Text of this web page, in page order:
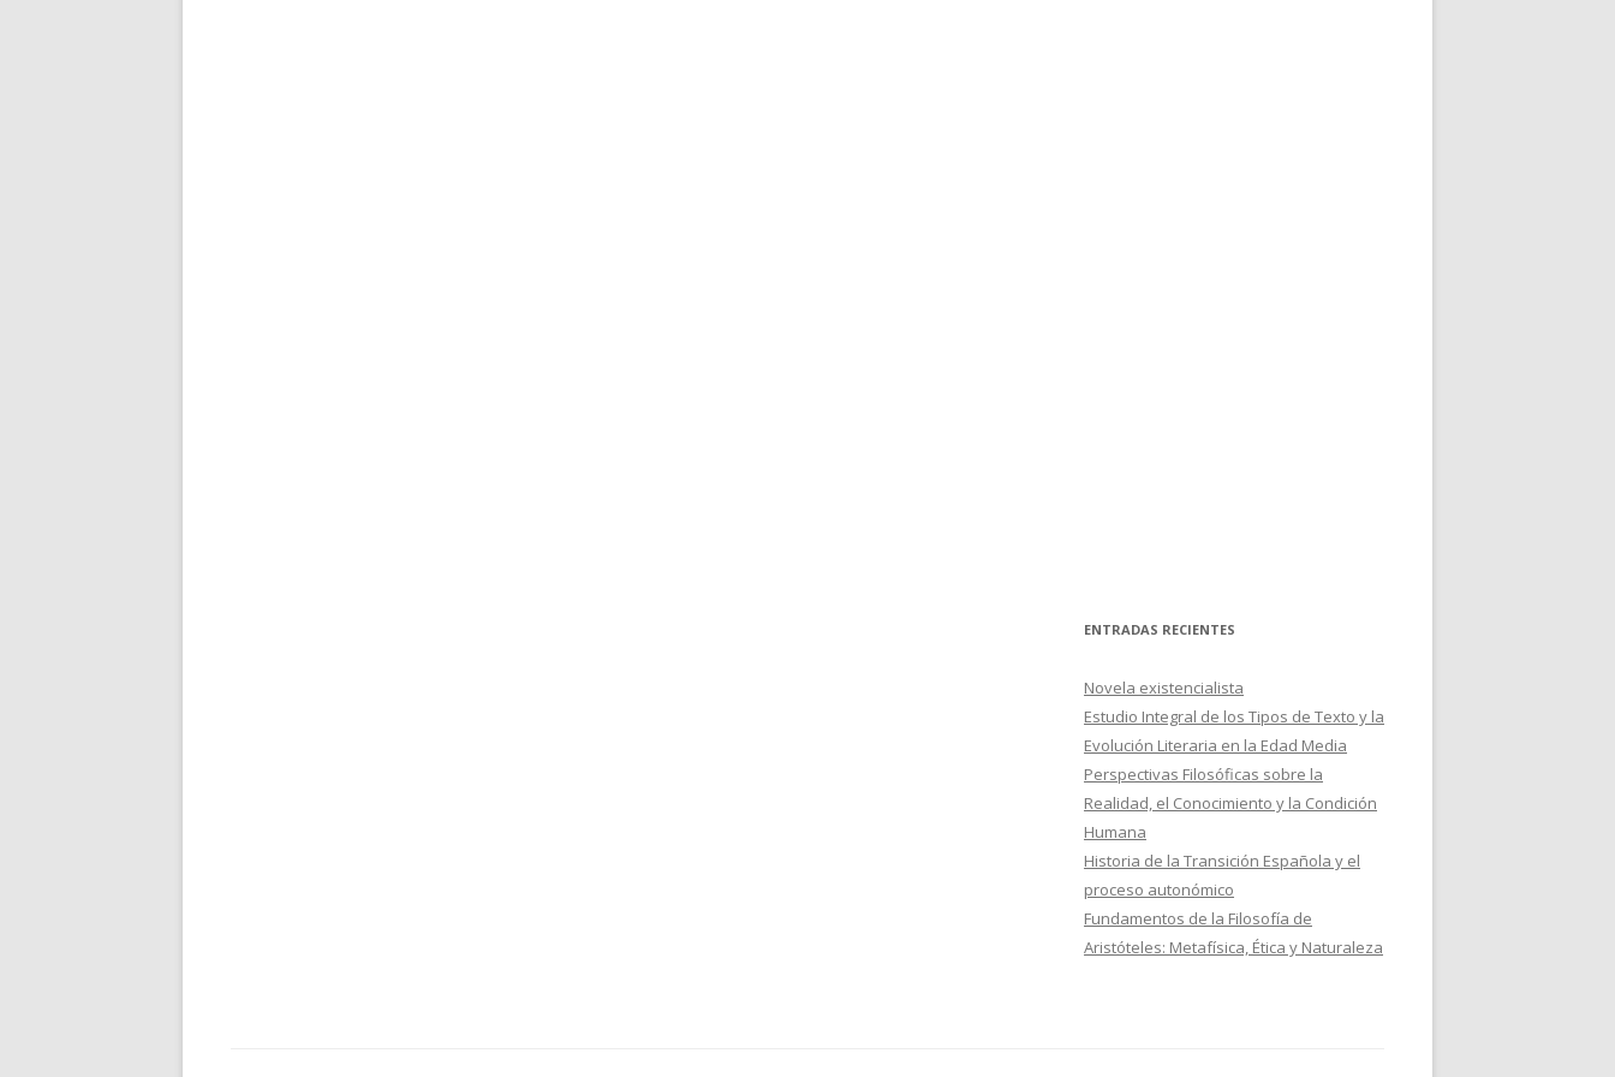
ENTRADAS RECIENTES
Novela existencialista
Estudio Integral de los Tipos de Texto y la
Evolución Literaria en la Edad Media
Perspectivas Filosóficas sobre la
Realidad, el Conocimiento y la Condición
Humana
Historia de la Transición Española y el
proceso autonómico
Fundamentos de la Filosofía de
Aristóteles: Metafísica, Ética y Naturaleza